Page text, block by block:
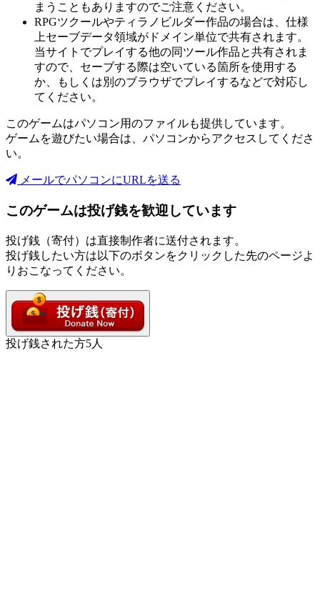
まうこともありますのでご注意ください。
RPGツクールやティラノビルダー作品の場合は、仕様
上セーブデータ領域がドメイン単位で共有されます。
当サイトでプレイする他の同ツール作品と共有されま
すので、セーブする際は空いている箇所を使用する
か、もしくは別のブラウザでプレイするなどで対応し
てください。
このゲームはパソコン用のファイルも提供しています。
ゲームを遊びたい場合は、パソコンからアクセスしてくださ
い。
メールでパソコンにURLを送る
このゲームは投げ銭を歓迎しています
投げ銭（寄付）は直接制作者に送付されます。
投げ銭したい方は以下のボタンをクリックした先のページよ
りおこなってください。
投げ銭された方5人